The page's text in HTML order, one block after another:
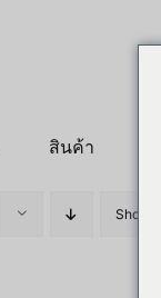
สินค้า
Show